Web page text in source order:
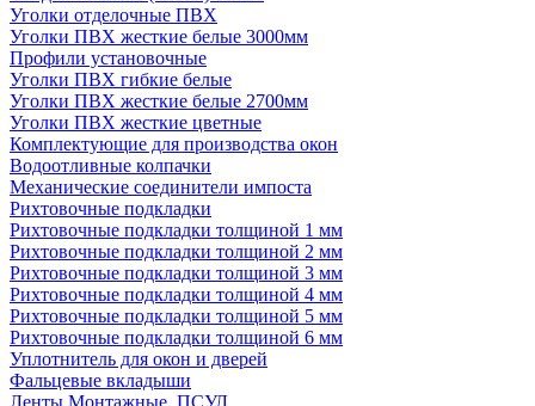
Уголки отделочные ПВХ
Уголки ПВХ жесткие белые 3000мм
Профили установочные
Уголки ПВХ гибкие белые
Уголки ПВХ жесткие белые 2700мм
Уголки ПВХ жесткие цветные
Комплектующие для производства окон
Водоотливные колпачки
Механические соединители импоста
Рихтовочные подкладки
Рихтовочные подкладки толщиной 1 мм
Рихтовочные подкладки толщиной 2 мм
Рихтовочные подкладки толщиной 3 мм
Рихтовочные подкладки толщиной 4 мм
Рихтовочные подкладки толщиной 5 мм
Рихтовочные подкладки толщиной 6 мм
Уплотнитель для окон и дверей
Фальцевые вкладыши
Ленты Монтажные, ПСУЛ